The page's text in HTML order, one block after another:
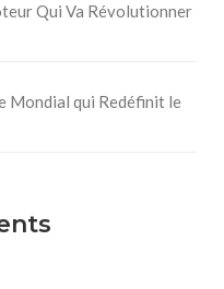
Qui Va Révolutionner
Mondial qui Redéfinit le